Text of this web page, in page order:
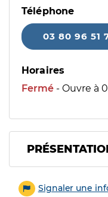
Téléphone
03 80 96 51
Horaires
Fermé - Ouvre à
Signaler une